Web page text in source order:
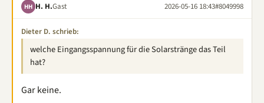
HH H. H.Gast 2026-05-16 18:43#8049998
Dieter D. schrieb:
welche Eingangsspannung für die Solarstränge das Teil
hat?
Gar keine.